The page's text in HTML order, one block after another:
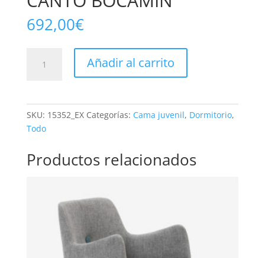
692,00€
ABATIBLE
CANTO
Añadir al carrito
SKU: 15352_EX Categorías: Cama juvenil, Dormitorio,
Todo
Productos relacionados